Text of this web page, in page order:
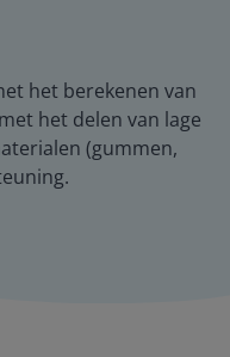
het berekenen van
het delen van lage
(gummen,